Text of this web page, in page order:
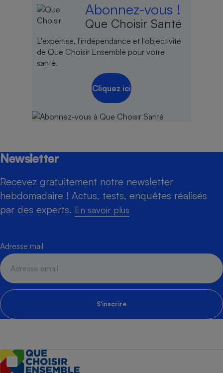
Abonnez-vous !
Que Choisir Santé
L'expertise, l'indépendance et l'objectivité
de Que Choisir Ensemble pour votre
santé.
Cliquez ici
Newsletter
Recevez gratuitement notre newsletter
hebdomadaire ! Actus, tests, enquêtes réalisés
par des experts. En savoir plus
Adresse mail
S'inscrire